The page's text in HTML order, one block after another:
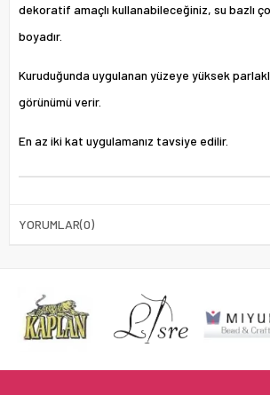
dekoratif amaçlı kullanabileceğiniz, su bazlı
boyadır.
Kuruduğunda uygulanan yüzeye yüksek
görünümü verir.
En az iki kat uygulamanız tavsiye edilir.
YORUMLAR(0)